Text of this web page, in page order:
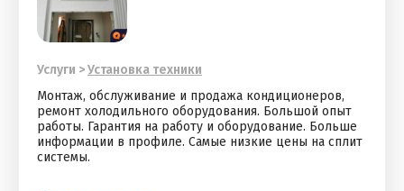
Услуги >Установка техники
Монтаж, обслуживание и продажа кондиционеров,
ремонт холодильного оборудования. Большой опыт
работы. Гарантия на работу и оборудование. Больше
информации в профиле. Самые низкие цены на сплит
системы.